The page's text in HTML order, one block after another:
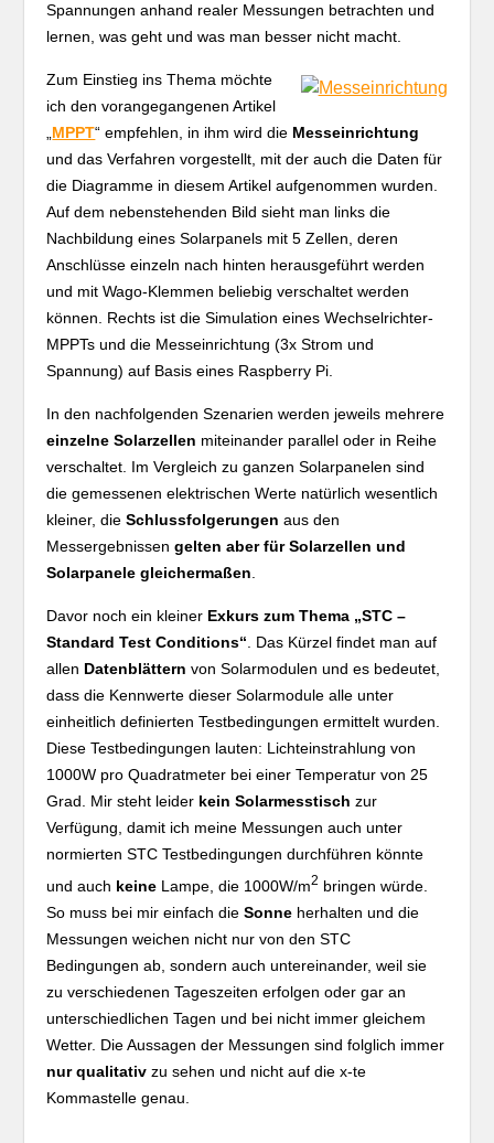
Spannungen anhand realer Messungen betrachten und
lernen, was geht und was man besser nicht macht.
Zum Einstieg ins Thema möchte
ich den vorangegangenen Artikel
MPPT“ empfehlen, in ihm wird die Messeinrichtung
und das Verfahren vorgestellt, mit der auch die Daten für
die Diagramme in diesem Artikel aufgenommen wurden.
Auf dem nebenstehenden Bild sieht man links die
Nachbildung eines Solarpanels mit 5 Zellen, deren
Anschlüsse einzeln nach hinten herausgeführt werden
und mit Wago-Klemmen beliebig verschaltet werden
können. Rechts ist die Simulation eines Wechselrichter-
MPPTs und die Messeinrichtung (3x Strom und
Spannung) auf Basis eines Raspberry Pi.
In den nachfolgenden Szenarien werden jeweils mehrere
einzelne Solarzellen miteinander parallel oder in Reihe
verschaltet. Im Vergleich zu ganzen Solarpanelen sind
die gemessenen elektrischen Werte natürlich wesentlich
kleiner, dieSchlussfolgerungen aus den
Messergebnissengelten aber für Solarzellen und
Solarpanele gleichermaßen
Davor noch ein kleiner Exkurs zum Thema „STC –
Standard Test Conditions“ . Das Kürzel findet man auf
allen Datenblättern von Solarmodulen und es bedeutet,
dass die Kennwerte dieser Solarmodule alle unter
einheitlich definierten Testbedingungen ermittelt wurden.
Diese Testbedingungen lauten: Lichteinstrahlung von
1000W pro Quadratmeter bei einer Temperatur von 25
Grad. Mir steht leider kein Solarmesstisch zur
Verfügung, damit ich meine Messungen auch unter
normierten STC Testbedingungen durchführen könnte
und auch keine Lampe, die 1000W/m2 bringen würde.
So muss bei mir einfach dieSonne herhalten und die
Messungen weichen nicht nur von den STC
Bedingungen ab, sondern auch untereinander, weil sie
zu verschiedenen Tageszeiten erfolgen oder gar an
unterschiedlichen Tagen und bei nicht immer gleichem
Wetter. Die Aussagen der Messungen sind folglich immer
nur qualitativ zu sehen und nicht auf die x-te
Kommastelle genau.